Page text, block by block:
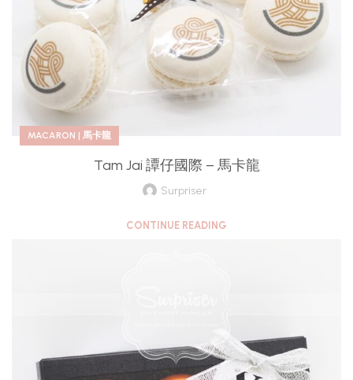
MACARON | 馬卡龍
Tam Jai 譚仔國際 – 馬卡龍
Surpriser
CONTINUE READING